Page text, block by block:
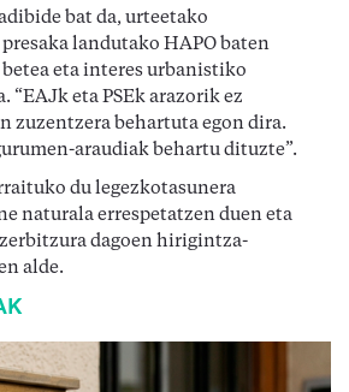
bat da, urteetako
landutako HAPO baten
eta interes urbanistiko
“EAJk eta PSEk arazorik ez
zuzentzera behartuta egon dira.
araudiak behartu dituzte”.
du legezkotasunera
naturala errespetatzen duen eta
dagoen hirigintza-
alde.